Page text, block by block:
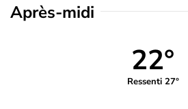
Après-midi
22°
Ressenti 27°